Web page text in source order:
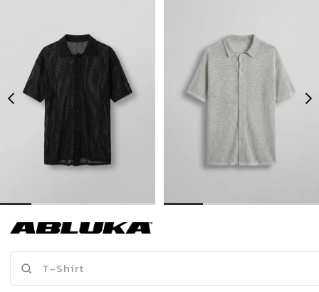
399,00 TL
739,90 TL
Son Bakılanlar